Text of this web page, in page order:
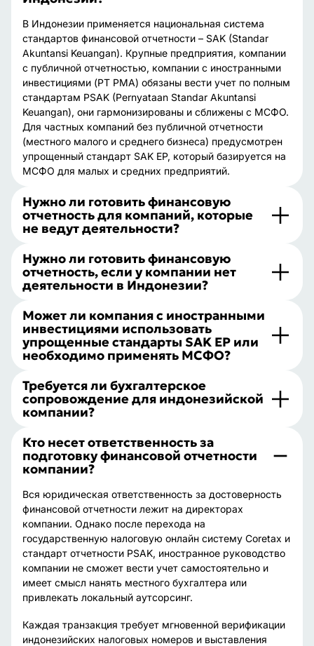
В Индонезии применяется национальная система
стандартов финансовой отчетности – SAK (Standar
Akuntansi Keuangan). Крупные предприятия, компании
с публичной отчетностью, компании с иностранными
инвестициями (PT PMA) обязаны вести учет по полным
стандартам PSAK (Pernyataan Standar Akuntansi
Keuangan), они гармонизированы и сближены с МСФО.
Для частных компаний без публичной отчетности
(местного малого и среднего бизнеса) предусмотрен
упрощенный стандарт SAK EP, который базируется на
МСФО для малых и средних предприятий.
Нужно ли готовить финансовую
отчетность для компаний, которые
не ведут деятельности?
Нужно ли готовить финансовую
отчетность, если у компании нет
деятельности в Индонезии?
Может ли компания с иностранными
инвестициями использовать
упрощенные стандарты SAK EP или
необходимо применять МСФО?
Требуется ли бухгалтерское
сопровождение для индонезийской
компании?
Кто несет ответственность за
подготовку финансовой отчетности
компании?
Вся юридическая ответственность за достоверность
финансовой отчетности лежит на директорах
компании. Однако после перехода на
государственную налоговую онлайн систему Coretax и
стандарт отчетности PSAK, иностранное руководство
компании не сможет вести учет самостоятельно и
имеет смысл нанять местного бухгалтера или
привлекать локальный аутсорсинг.
Каждая транзакция требует мгновенной верификации
индонезийских налоговых номеров и выставления